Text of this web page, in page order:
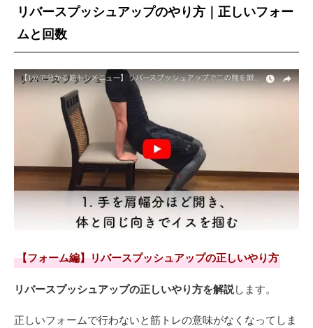
リバースプッシュアップのやり方｜正しいフォー
ムと回数
【フォーム編】リバースプッシュアップの正しいやり方
リバースプッシュアップの正しいやり方を解説します。
正しいフォームで行わないと筋トレの意味がなくなってしま